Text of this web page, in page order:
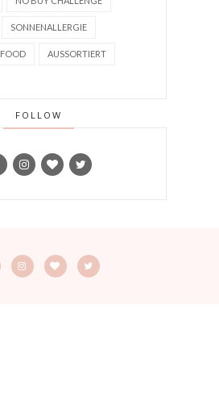
SONNENALLERGIE
FOOD AUSSORTIERT
FOLLOW